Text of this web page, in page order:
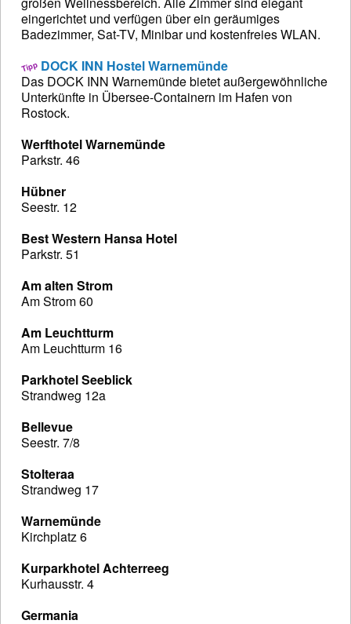
eingerichtet und verfügen über ein geräumiges
Badezimmer, Sat-TV, Minibar und kostenfreies WLAN.
DOCK INN Hostel Warnemünde
Das DOCK INN Warnemünde bietet außergewöhnliche
Unterkünfte in Übersee-Containern im Hafen von
Rostock.
Werfthotel Warnemünde
Parkstr. 46
Hübner
Seestr. 12
Best Western Hansa Hotel
Parkstr. 51
Am alten Strom
Am Strom 60
Am Leuchtturm
Am Leuchtturm 16
Parkhotel Seeblick
Strandweg 12a
Bellevue
Seestr. 7/8
Stolteraa
Strandweg 17
Warnemünde
Kirchplatz 6
Kurparkhotel Achterreeg
Kurhausstr. 4
Germania